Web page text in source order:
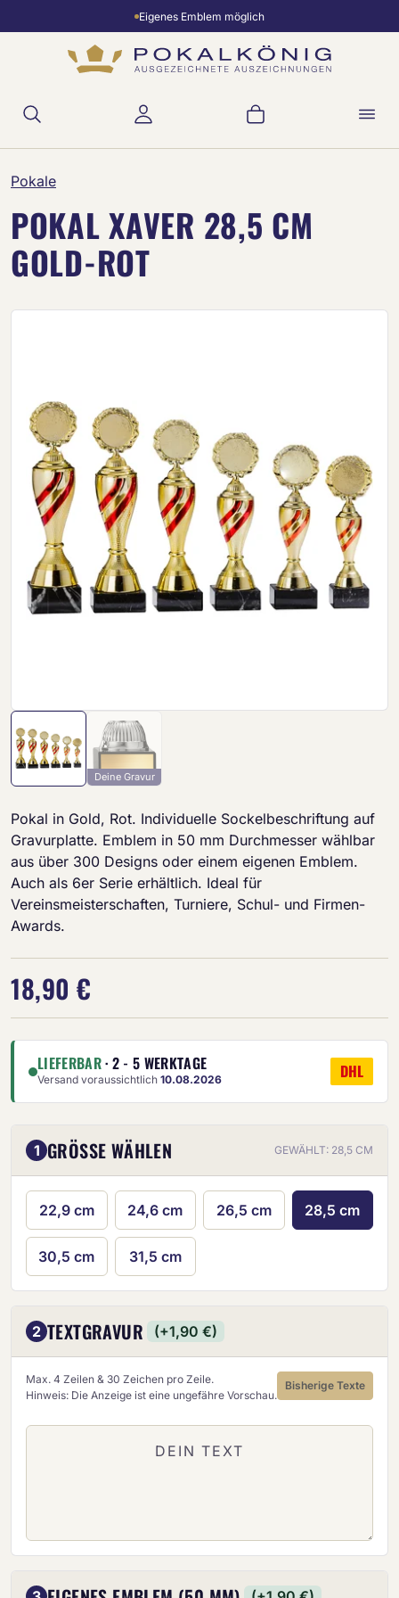
Zum Hauptinhalt springenEigenes Emblem möglich
Warenkorb
Pokale
POKAL XAVER 28,5 CM
GOLD-ROT
Deine Gravur
Pokal in Gold, Rot. Individuelle Sockelbeschriftung auf
Gravurplatte. Emblem in 50 mm Durchmesser wählbar
aus über 300 Designs oder einem eigenen Emblem.
Auch als 6er Serie erhältlich. Ideal für
Vereinsmeisterschaften, Turniere, Schul- und Firmen-
Awards.
18,90 €
LIEFERBAR· 2 - 5 WERKTAGE
Versand voraussichtlich 10.08.2026 DHL
1 GRÖSSE WÄHLEN GEWÄHLT: 28,5 CM
22,9 cm 24,6 cm 26,5 cm 28,5 cm
30,5 cm 31,5 cm
2 TEXTGRAVUR (+1,90 €)
Max. 4 Zeilen & 30 Zeichen pro Zeile.
Hinweis: Die Anzeige ist eine ungefähre Vorschau.
Bisherige Texte